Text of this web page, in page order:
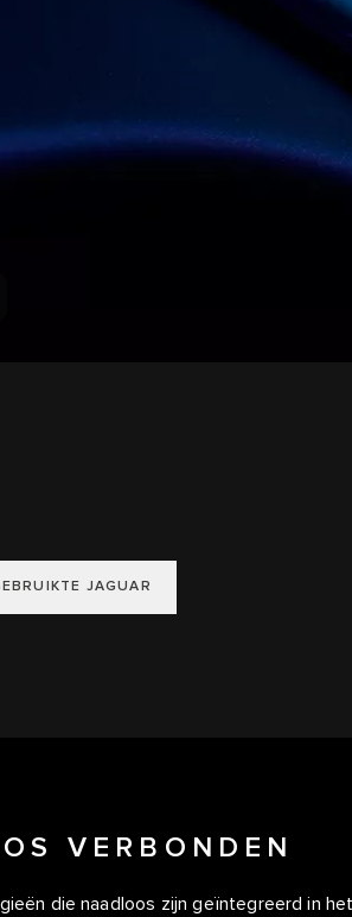
JAGUAR
VERBONDEN
die naadloos zijn geïntegreerd in